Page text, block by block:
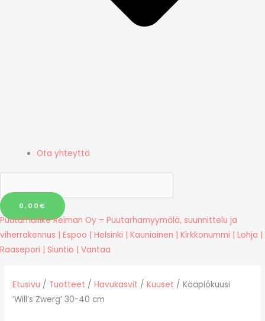
Ota yhteyttä
0,00 €
Puutarhaliike Reiman Oy – Puutarhamyymälä, suunnittelu ja
viherrakennus | Espoo | Helsinki | Kauniainen | Kirkkonummi | Lohja |
Raasepori | Siuntio | Vantaa
Etusivu / Tuotteet /Havukasvit /Kuuset / Kääpiökuusi
’Will’s Zwerg’ 30-40 cm